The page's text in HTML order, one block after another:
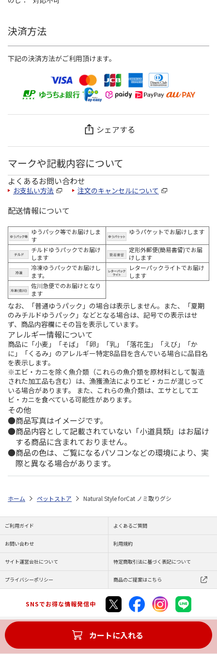
決済方法
下記の決済方法がご利用頂けます。
シェアする
マークや記載内容について
よくあるお問い合わせ
お支払い方法 注文のキャンセルについて
配送情報について
ゆうパック等でお届けしま
す
ゆうパケットでお届けします
チルドゆうパックでお届け
します
定形外郵便(簡易書留)でお届
けします
冷凍ゆうパックでお届けし
ます。
レターパックライトでお届け
します
佐川急便でのお届けとなり
ます
なお、「普通ゆうパック」の場合は表示しません。また、「夏期
のみチルドゆうパック」などとなる場合は、記号での表示はせ
ず、商品内容欄にその旨を表示しています。
アレルギー情報について
商品に「小麦」「そば」「卵」「乳」「落花生」「えび」「か
に」「くるみ」のアレルギー特定8品目を含んでいる場合に品目名
を表示します。
※エビ・カニを除く魚介類（これらの魚介類を原材料として製造
された加工品も含む）は、漁獲漁法によりエビ・カニが混じって
いる場合があります。 また、これらの魚介類は、エサとしてエ
ビ・カニを食べている可能性があります。
その他
商品写真はイメージです。
商品内容として記載されていない「小道具類」はお届け
する商品に含まれておりません。
商品の色は、ご覧になるパソコンなどの環境により、実
際と異なる場合があります。
カートに入れる
ホーム ペットストア Natural Style forCat ノミ取りグシ
ご利用ガイド よくあるご質問
お問い合わせ 利用規約
サイト運営会社について 特定商取引法に基づく表記について
プライバシーポリシー 商品のご提案はこちら
SNSでお得な情報発信中